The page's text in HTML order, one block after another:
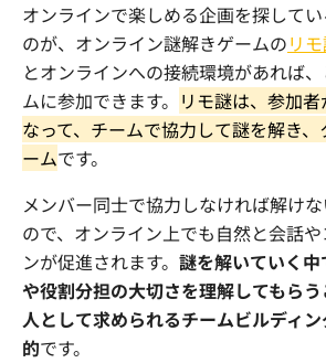
オンラインで楽しめる企画を探して
のが、オンライン謎解きゲームのリ
とオンラインへの接続環境があれば
ムに参加できます。 リモ謎は、参加
なって、チームで協力して謎を解き
ームです。
メンバー同士で協力しなければ解け
ので、オンライン上でも自然と会話
ンが促進されます。 謎を解いていく
や役割分担の大切さを理解してもら
人として求められるチームビルディ
的です。